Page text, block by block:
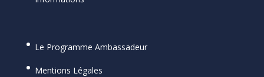
Le Programme Ambassadeur
Mentions Légales